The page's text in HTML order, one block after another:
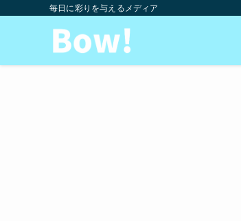
毎日に彩りを与えるメディア